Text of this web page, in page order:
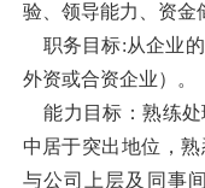
验、领导能力、资金
职务目标:从企业的
外资或合资企业）。
能力目标：熟练处
中居于突出地位，
与公司上层及同事